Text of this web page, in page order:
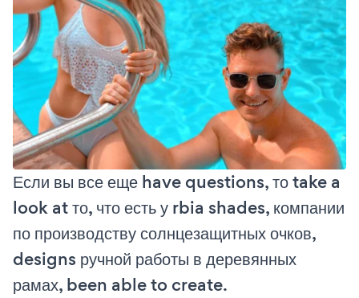
Если вы все еще have questions, то take a
look at то, что есть у rbia shades, компании
по производству солнцезащитных очков,
designs ручной работы в деревянных
рамах, been able to create.